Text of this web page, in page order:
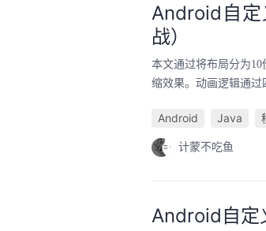
Android自定
战）
本文通过将布局分为10
缩效果。动画逻辑通
Android Java
计蒙不吃鱼
Android自定